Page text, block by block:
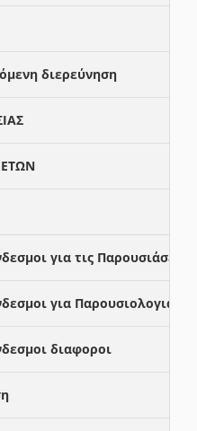
διερεύνηση
ΕΤΩΝ
για τις Παρουσιάσεις
για Παρουσιολογια
διαφοροι